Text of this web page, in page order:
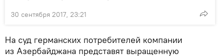
30 сентября 2017, 23:21
На суд германских потребителей компании
из Азербайджана представят выращенную